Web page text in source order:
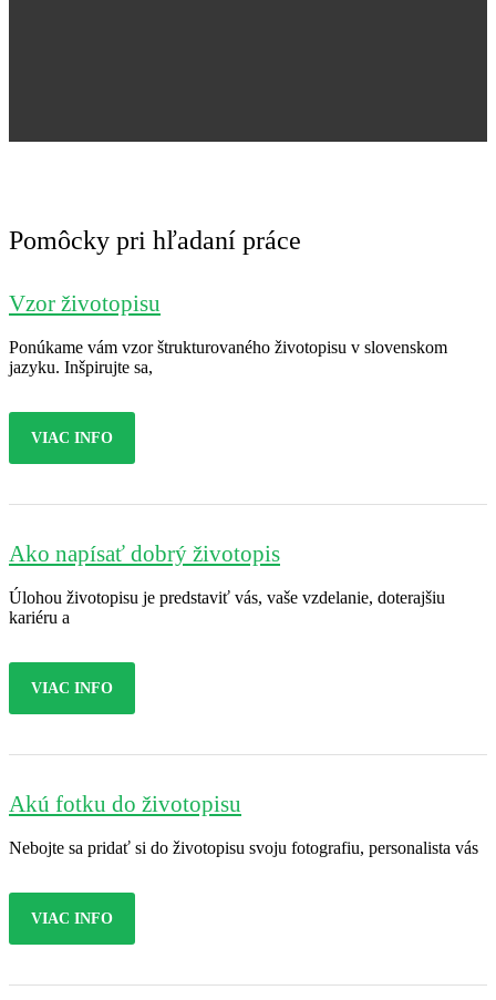
Pomôcky pri hľadaní práce
Vzor životopisu
Ponúkame vám vzor štrukturovaného životopisu v slovenskom
jazyku. Inšpirujte sa,
VIAC INFO
Ako napísať dobrý životopis
Úlohou životopisu je predstaviť vás, vaše vzdelanie, doterajšiu
kariéru a
VIAC INFO
Akú fotku do životopisu
Nebojte sa pridať si do životopisu svoju fotografiu, personalista vás
VIAC INFO